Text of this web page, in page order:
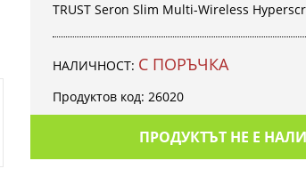
TRUST Seron Slim Multi-Wireless
НАЛИЧНОСТ: С ПОРЪЧКА
Продуктов код: 26020
ПРОДУКТЪТ НЕ Е